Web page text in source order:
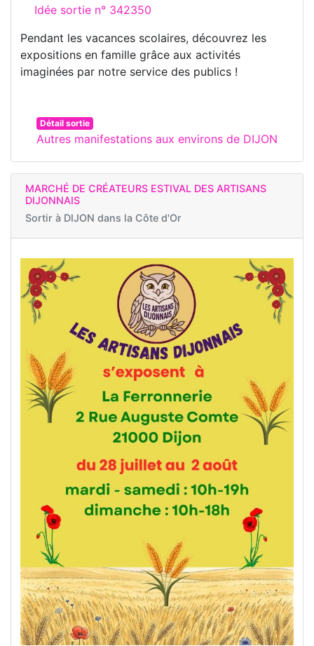
Idée sortie n° 342350
Pendant les vacances scolaires, découvrez les
expositions en famille grâce aux activités
imaginées par notre service des publics !
Détail sortie
Autres manifestations aux environs de DIJON
MARCHÉ DE CRÉATEURS ESTIVAL DES ARTISANS
DIJONNAIS
Sortir à DIJON dans la Côte d'Or